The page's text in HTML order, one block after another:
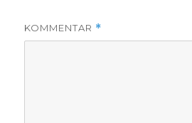
KOMMENTAR *